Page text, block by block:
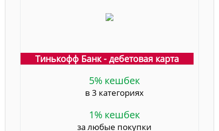
Тинькофф Банк - дебетовая карта
5% кешбек
в 3 категориях
1% кешбек
за любые покупки